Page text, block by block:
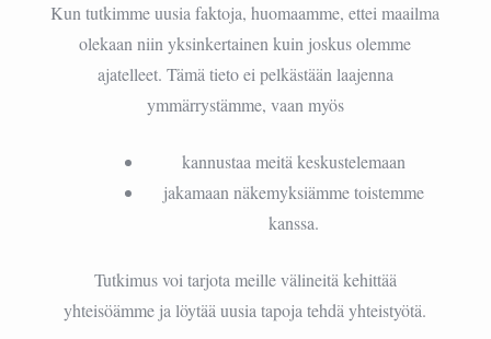
Kun tutkimme uusia faktoja, huomaamme, ettei maailma
olekaan niin yksinkertainen kuin joskus olemme
ajatelleet. Tämä tieto ei pelkästään laajenna
ymmärrystämme, vaan myös
kannustaa meitä keskustelemaan
jakamaan näkemyksiämme toistemme
kanssa.
Tutkimus voi tarjota meille välineitä kehittää
yhteisöämme ja löytää uusia tapoja tehdä yhteistyötä.